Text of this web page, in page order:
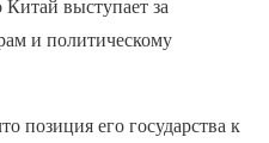
и политическому
позиция его государства к